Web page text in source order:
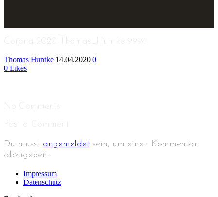
Thomas Huntke 14.04.2020 0
0 Likes
Du musst angemeldet sein, um einen Kommentar
abzugeben.
Impressum
Datenschutz